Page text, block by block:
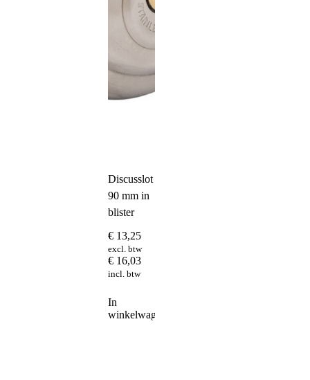
Discusslot
90 mm in
blister
€ 13,25
excl. btw
€ 16,03
incl. btw
In
winkelwagen